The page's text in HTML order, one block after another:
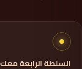
السلطة الرابعة معك